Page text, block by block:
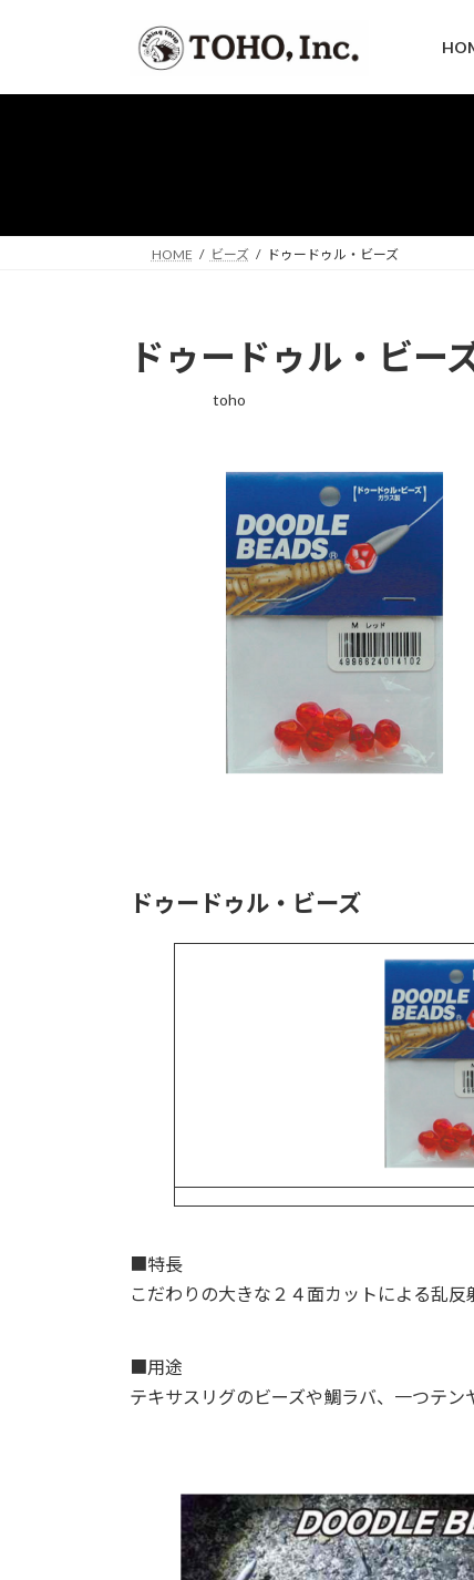
ン
ー
HOME ビーズ ドゥードゥル・ビーズ
ドゥードゥル・ビー
最toho
ドゥードゥル・ビーズ
■特長
こだわりの大きな２４面カットによる乱
■用途
テキサスリグのビーズや鯛ラバ、一つテ